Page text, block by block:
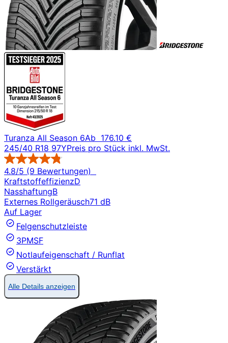
Turanza All Season 6Ab 176.10 €
245/40 R18 97YPreis pro Stück inkl. MwSt.
4.8/5 (9 Bewertungen)
KraftstoffeffizienzD
NasshaftungB
Externes Rollgeräusch71 dB
Auf Lager
Felgenschutzleiste
3PMSF
Notlaufeigenschaft / Runflat
Verstärkt
Alle Details anzeigen